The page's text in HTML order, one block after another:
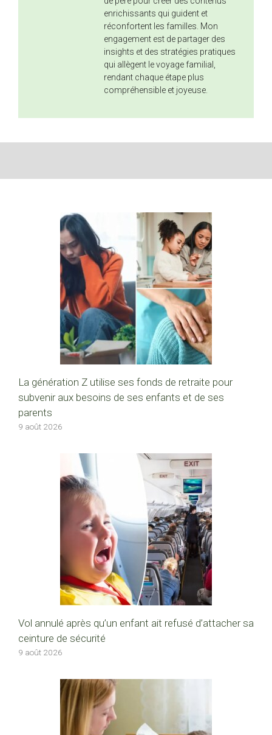
enrichissants qui guident et
réconfortent les familles. Mon
engagement est de partager des
insights et des stratégies pratiques
qui allègent le voyage familial,
rendant chaque étape plus
compréhensible et joyeuse.
La génération Z utilise ses fonds de retraite pour
subvenir aux besoins de ses enfants et de ses
parents
9 août 2026
Vol annulé après qu’un enfant ait refusé d’attacher sa
ceinture de sécurité
9 août 2026